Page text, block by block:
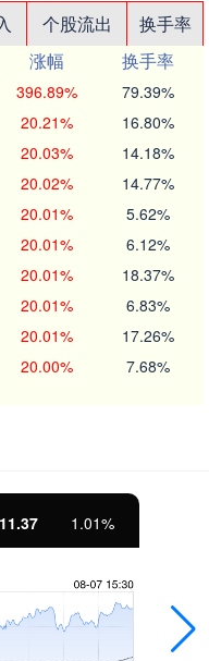
个股流出
换手率
涨幅
换手率
396.89% 79.39%
20.21% 16.80%
20.03% 14.18%
20.02% 14.77%
20.01% 5.62%
20.01% 6.12%
20.01% 18.37%
20.01% 6.83%
20.01% 17.26%
20.00% 7.68%
11.37 1.01%